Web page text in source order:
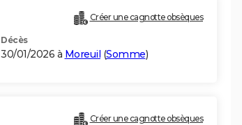
Créer une cagnotte obsèques
Décès
30/01/2026 à Moreuil (Somme)
Créer une cagnotte obsèques